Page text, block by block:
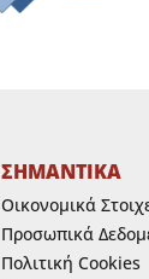
ΣΗΜΑΝΤΙΚΑ
Οικονομικά
Προσωπικά
Πολιτική Cookies